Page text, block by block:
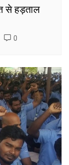
से हड़ताल
0